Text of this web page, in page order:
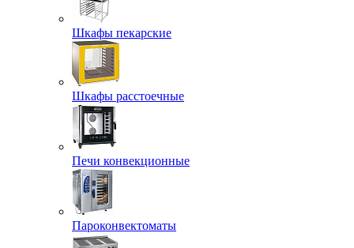
Шкафы пекарские
Шкафы расстоечные
Печи конвекционные
Пароконвектоматы